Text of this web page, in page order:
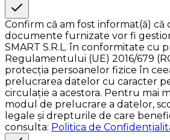
Confirm că am fost informat(ă) că
documente furnizate vor fi
SMART S.R.L. în conformitate cu
Regulamentului (UE) 2016/679
protecția persoanelor fizice în
prelucrarea datelor cu caracter
circulație a acestora. Pentru mai
modul de prelucrare a datelor,
legale și drepturile de care
consulta: Politica de